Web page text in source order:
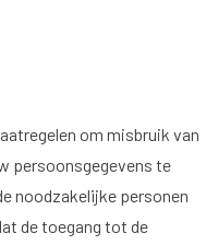
om misbruik van
persoonsgegevens te
noodzakelijke personen
de toegang tot de